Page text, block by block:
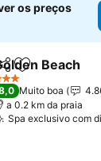
os preços
Adicionar
Beach
Muito boa
a 0.2 km da praia
Spa exclusivo com